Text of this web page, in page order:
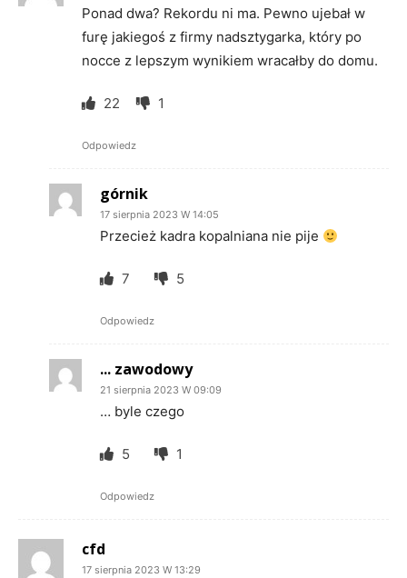
Ponad dwa? Rekordu ni ma. Pewno ujebał w
furę jakiegoś z firmy nadsztygarka, który po
nocce z lepszym wynikiem wracałby do domu.
22 1
Odpowiedz
górnik
17 sierpnia 2023 W 14:05
Przecież kadra kopalniana nie pije
7 5
Odpowiedz
... zawodowy
21 sierpnia 2023 W 09:09
… byle czego
5 1
Odpowiedz
cfd
17 sierpnia 2023 W 13:29